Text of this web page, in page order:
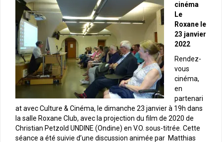
cinéma
Le
Roxane le
23 janvier
2022
Rendez-
vous
cinéma,
en
partenari
at avec Culture & Cinéma, le dimanche 23 janvier à 19h dans
la salle Roxane Club, avec la projection du film de 2020 de
Christian Petzold UNDINE (Ondine) en V.O. sous-titrée. Cette
séance a été suivie d’une discussion animée par Matthias